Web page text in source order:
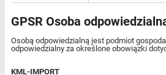
GPSR Osoba
Osobą odpowiedzialną jest podmiot
odpowiedzialny za określone obowiązki
KML-IMPORT